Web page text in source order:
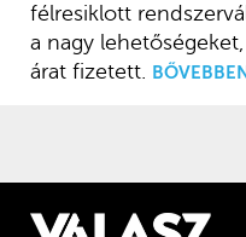
félresiklott
a nagy
árat fizetett.